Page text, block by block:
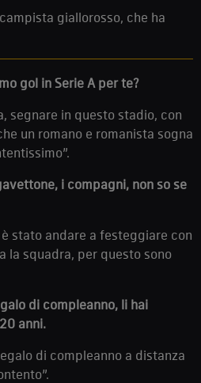
giallorosso, che ha
gol in Serie A per te?
segnare in questo stadio, con
un romano e romanista sogna
i compagni, non so se
stato andare a festeggiare con
squadra, per questo sono
di compleanno, li hai
anni.
di compleanno a distanza